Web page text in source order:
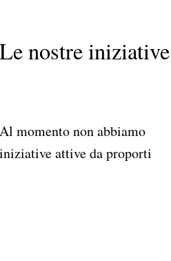
Le nostre iniziative
Al momento non abbiamo
iniziative attive da proporti